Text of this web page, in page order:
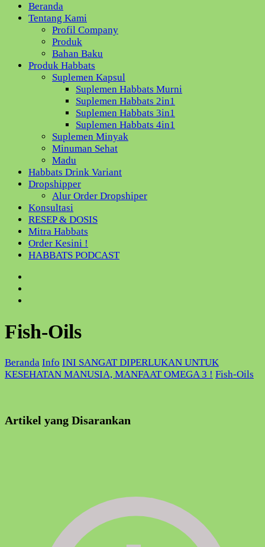
Beranda
Tentang Kami
Profil Company
Produk
Bahan Baku
Produk Habbats
Suplemen Kapsul
Suplemen Habbats Murni
Suplemen Habbats 2in1
Suplemen Habbats 3in1
Suplemen Habbats 4in1
Suplemen Minyak
Minuman Sehat
Madu
Habbats Drink Variant
Dropshipper
Alur Order Dropshiper
Konsultasi
RESEP & DOSIS
Mitra Habbats
Order Kesini !
HABBATS PODCAST
Fish-Oils
Beranda Info INI SANGAT DIPERLUKAN UNTUK
KESEHATAN MANUSIA, MANFAAT OMEGA 3 ! Fish-Oils
Artikel yang Disarankan